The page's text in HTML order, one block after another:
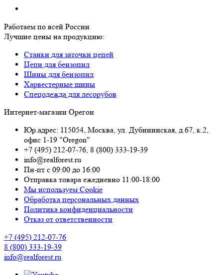
Работаем по всей России
Лучшие цены на продукцию:
Станки для заточки цепей
Цепи для бензопил
Шины для бензопил
Харвестерные шины
Спецодежда для лесорубов
Интернет-магазин Орегон
Юр.адрес: 115054, Москва, ул. Дубининская, д.67, к.2,
офис 1-19 "Oregon"
+7 (495) 212-07-76, 8 (800) 333-19-39
info@realforest.ru
Пн-пт с 09:00 до 16:00
Отправка товара ежедневно 11:00-18:00
Мы используем Cookie
Обработка персональных данных
Политика конфиденциальности
Отказ от ответственности
+7 (495) 212-07-76
8 (800) 333-19-39
info@realforest.ru